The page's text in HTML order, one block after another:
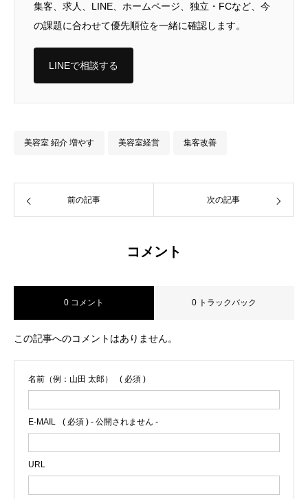
集客、求人、LINE、ホームページ、独立・FCなど、今
の課題に合わせて優先順位を一緒に確認します。
LINEで相談する
美容室 紹介 増やす 美容室経営 集客改善
前の記事 次の記事
コメント
0 コメント 0 トラックバック
この記事へのコメントはありません。
名前（例：山田 太郎） ( 必須 )
E-MAIL ( 必須 ) - 公開されません -
URL